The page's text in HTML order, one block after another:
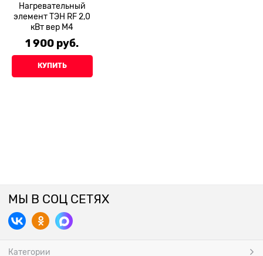
Нагревательный
элемент ТЭН RF 2,0
кВт вер М4
1 900 руб.
КУПИТЬ
МЫ В СОЦ СЕТЯХ
Категории